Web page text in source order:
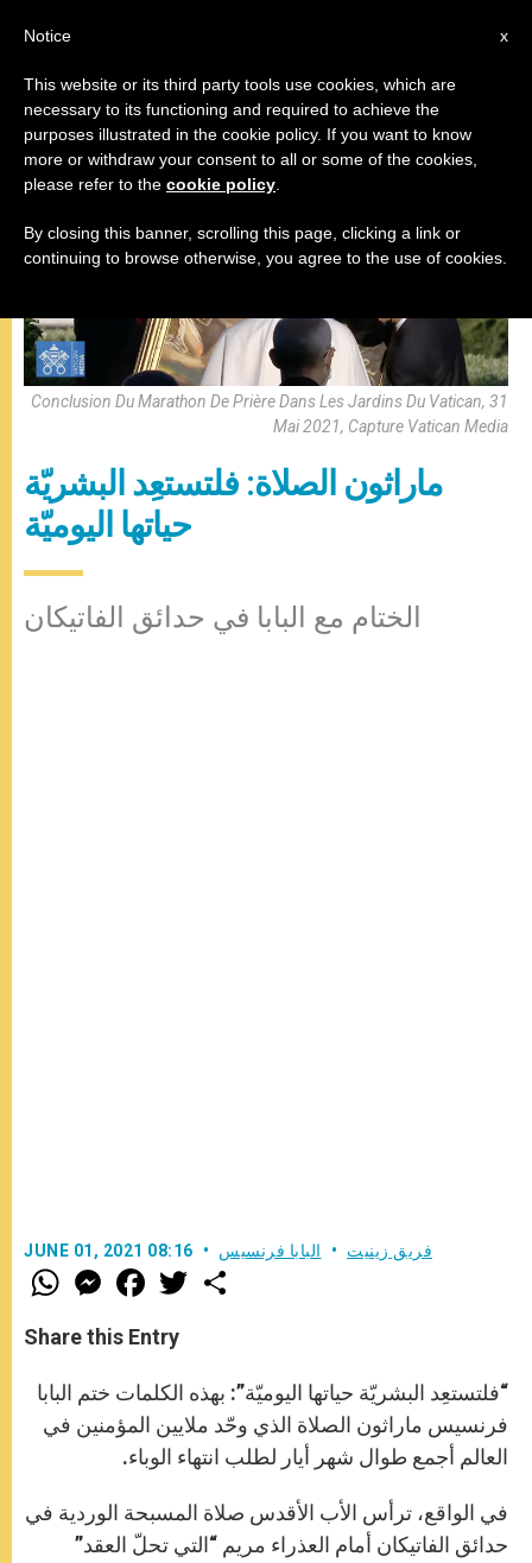
البابا فرنسيس
Conclusion Du Marathon De Prière Dans Les Jardins Du Vatican, 31
Mai 2021, Capture Vatican Media
ماراثون الصلاة: فلتستعِد البشريّة
حياتها اليوميّة
الختام مع البابا في حدائق الفاتيكان
JUNE 01, 2021 08:16 فريق زينيت البابا فرنسيس
W
h
t
s
p
p
M
e
s
e
g
e
r
F
a
e
b
o
k
T
w
r
Share this Entry
“فلتستعِد البشريّة حياتها اليوميّة”: بهذه الكلمات ختم البابا
فرنسيس ماراثون الصلاة الذي وحّد ملايين المؤمنين في
العالم أجمع طوال شهر أيار لطلب انتهاء الوباء.
في الواقع، ترأس الأب الأقدس صلاة المسبحة الوردية في
حدائق الفاتيكان أمام العذراء مريم “التي تحلّ العقد”
x
Notice
This website or its third party tools use cookies, which are
necessary to its functioning and required to achieve the
purposes illustrated in the cookie policy. If you want to know
more or withdraw your consent to all or some of the cookies,
please refer to the cookie policy
By closing this banner, scrolling this page, clicking a link or
continuing to browse otherwise, you agree to the use of cookies.